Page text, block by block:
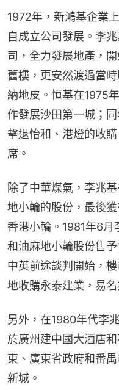
1972年，新鴻基企業
自成立公司發展。李
司，全力發展地產，
舊樓，更安然渡過當
納地皮。恒基在1975
作發展沙田第一城；
撃退怡和、港燈的收
席。
除了中華煤氣，李兆
地小輪的股份，最後
香港小輪。1981年6
和油麻地小輪股份售
中英前途談判開始，
地收購永泰建業，易
另外，在1980年代李
於廣州建中國大酒店
東、廣東省政府和番
新城。